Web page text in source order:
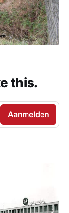
this.
Aanmelden